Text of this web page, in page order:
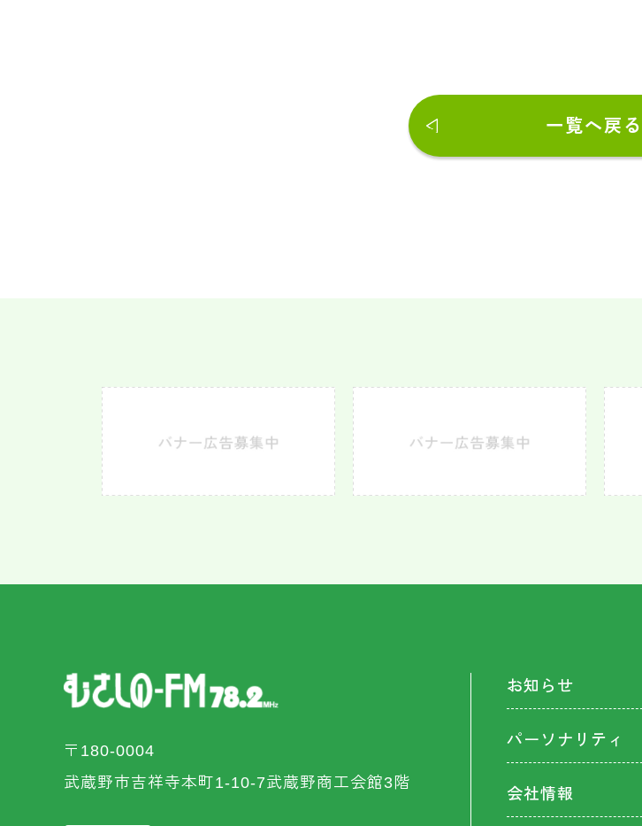
一覧へ戻る
〒180-0004
武蔵野市吉祥寺本町1-10-7武蔵野商工会館3階
お知らせ
パーソナリティ
会社情報